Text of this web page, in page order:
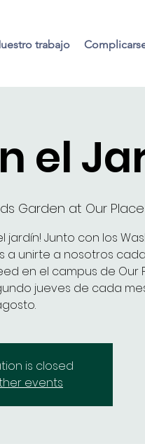
trabajo
el
Garden at Our
jardín! Junto con los
a unirte a nosotros
en el campus de Our
jueves de cada
is closed
events